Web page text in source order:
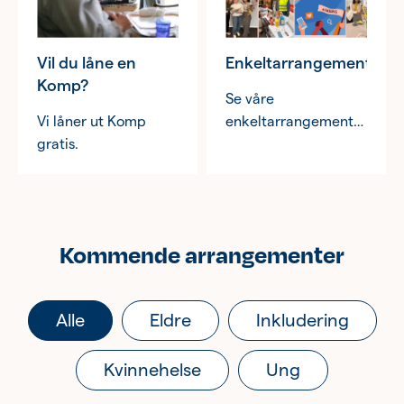
mulighet til gratis
undersøkelser i
trygge omgivelser.
Vil du låne en
Komp?
Vi låner ut Komp
gratis.
Enkeltarrangementer
Se våre
enkeltarrangementer
aktiviteter som ikke
faste tilbud.
Kommende arrangementer
Alle Eldre Inkludering
Kvinnehelse Ung